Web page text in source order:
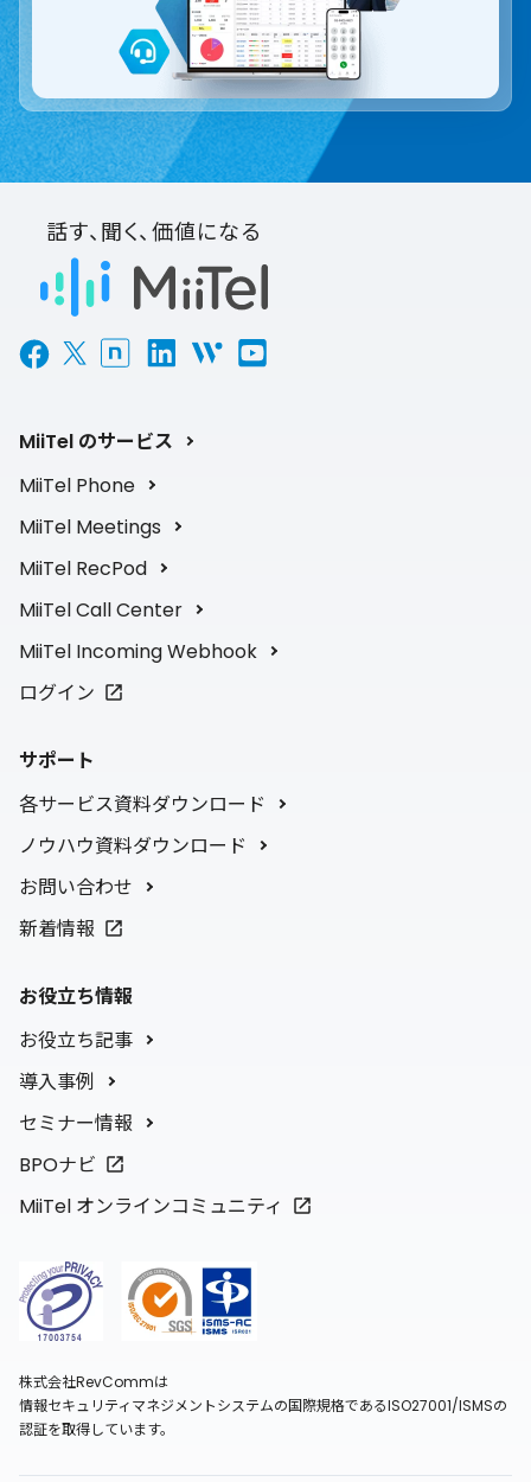
話す、聞く、価値になる
MiiTel のサービス
MiiTel Phone
MiiTel Meetings
MiiTel RecPod
MiiTel Call Center
MiiTel Incoming Webhook
ログイン
サポート
各サービス資料ダウンロード
ノウハウ資料ダウンロード
お問い合わせ
新着情報
お役立ち情報
お役立ち記事
導入事例
セミナー情報
BPOナビ
MiiTel オンラインコミュニティ
株式会社RevCommは
情報セキュリティマネジメントシステムの国際規格であるISO27001/ISMSの
認証を取得しています。